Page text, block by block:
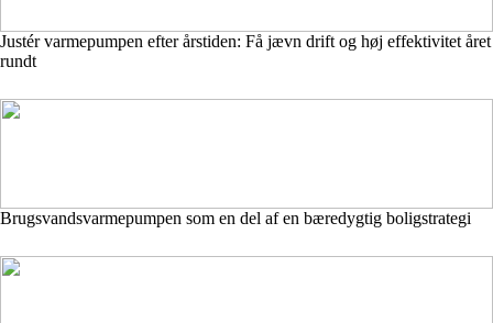
Justér varmepumpen efter årstiden: Få jævn drift og høj effektivitet året
rundt
Brugsvandsvarmepumpen som en del af en bæredygtig boligstrategi